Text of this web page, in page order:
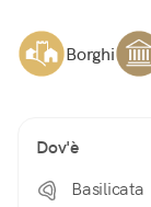
Borghi
Dov'è
Basilicata